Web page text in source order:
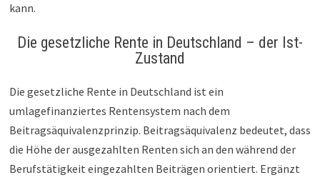
kann.
Die gesetzliche Rente in Deutschland – der Ist-
Zustand
Die gesetzliche Rente in Deutschland ist ein
umlagefinanziertes Rentensystem nach dem
Beitragsäquivalenzprinzip. Beitragsäquivalenz bedeutet, dass
die Höhe der ausgezahlten Renten sich an den während der
Berufstätigkeit eingezahlten Beiträgen orientiert. Ergänzt